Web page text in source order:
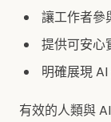
讓工作者參
提供可安心
明確展現
有效的人類與